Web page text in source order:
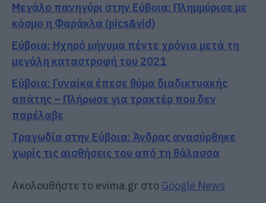
Μεγάλο πανηγύρι στην Εύβοια: Πλημμύρισε με
κόσμο η Φαράκλα (pics&vid)
Εύβοια: Ηχηρό μήνυμα πέντε χρόνια μετά τη
μεγάλη καταστροφή του 2021
Εύβοια: Γυναίκα έπεσε θύμα διαδικτυακής
απάτης – Πλήρωσε για τρακτέρ που δεν
παρέλαβε
Τραγωδία στην Εύβοια: Άνδρας ανασύρθηκε
χωρίς τις αισθήσεις του από τη θάλασσα
Ακολουθήστε το evima.gr στο Google News